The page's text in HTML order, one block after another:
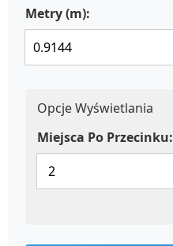
Metry (m):
Opcje Wyświetlania
Miejsca Po Przecinku: